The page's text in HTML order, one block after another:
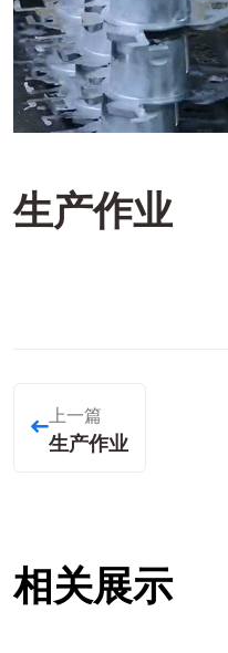
生产作业
上一篇
生产作业
相关展示